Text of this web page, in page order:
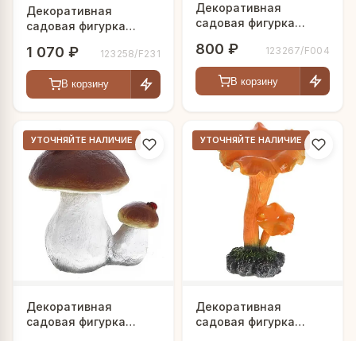
Декоративная
садовая фигурка
1 070 ₽ 123258/F231
В корзину
Декоративная
садовая фигурка
800 ₽ 123267/F004
В корзину
УТОЧНЯЙТЕ НАЛИЧИЕ
Декоративная
садовая фигурка
УТОЧНЯЙТЕ НАЛИЧИЕ
Декоративная
садовая фигурка